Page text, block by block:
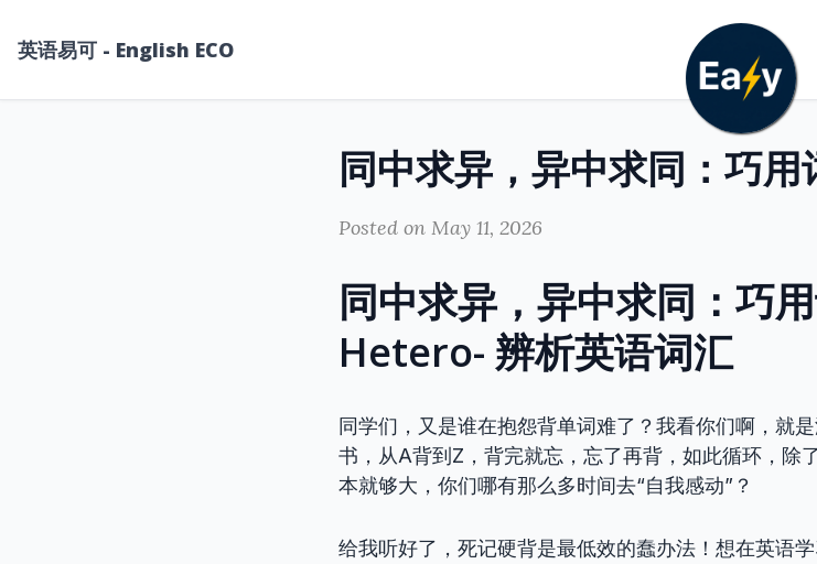
英语易可 - English ECO
Posted on May 11, 2026
同中求异，异中求同：巧
Hetero- 辨析英语词汇
同学们，又是谁在抱怨背单词难了？我看你们啊，就
书，从A背到Z，背完就忘，忘了再背，如此循环，除
本就够大，你们哪有那么多时间去“自我感动”？
给我听好了，死记硬背是最低效的蠢办法！想在英语